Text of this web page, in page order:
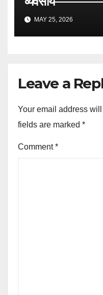
उलाढाल
MAY 25, 2026
Leave a
Your email address
fields are marked *
Comment*